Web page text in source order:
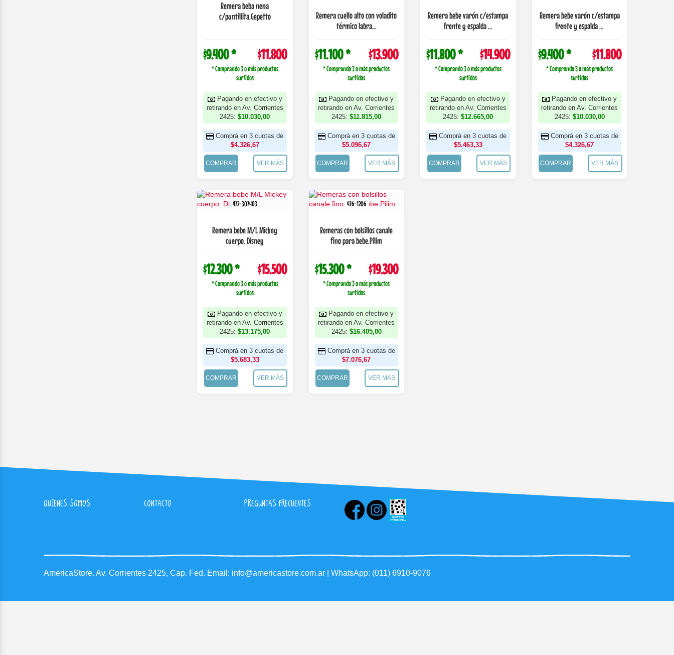
Remera beba nena
c/puntillita.Gepetto
$9.400 * $11.800
* Comprando 3 o más productos
surtidos
Pagando en efectivo y
retirando en Av. Corrientes
2425:$10.030,00
Comprá en 3 cuotas de
$4.326,67
COMPRAR VER MÁS
Remera cuello alto con voladito
térmico labra...
$11.100 * $13.900
* Comprando 3 o más productos
surtidos
Pagando en efectivo y
retirando en Av. Corrientes
2425:$11.815,00
Comprá en 3 cuotas de
$5.096,67
COMPRAR VER MÁS
Remera bebe varón c/estampa
frente y espalda ...
$11.800 * $14.900
* Comprando 3 o más productos
surtidos
Pagando en efectivo y
retirando en Av. Corrientes
2425:$12.665,00
Comprá en 3 cuotas de
$5.463,33
COMPRAR VER MÁS
Remera bebe varón c/estampa
frente y espalda ...
$9.400 * $11.800
* Comprando 3 o más productos
surtidos
Pagando en efectivo y
retirando en Av. Corrientes
2425: $10.030,00
Comprá en 3 cuotas de
$4.326,67
COMPRAR VER MÁS
472-307403
Remera bebe M/L Mickey
cuerpo. Disney
$12.300 * $15.500
* Comprando 3 o más productos
surtidos
Pagando en efectivo y
retirando en Av. Corrientes
2425:$13.175,00
Comprá en 3 cuotas de
$5.683,33
COMPRAR VER MÁS
476-1206
Remeras con bolsillos canale
fino para bebe.Pilim
$15.300 * $19.300
* Comprando 3 o más productos
surtidos
Pagando en efectivo y
retirando en Av. Corrientes
2425: $16.405,00
Comprá en 3 cuotas de
$7.076,67
COMPRAR VER MÁS
QUIENES SOMOS CONTACTO PREGUNTAS FRECUENTES
AmericaStore. Av. Corrientes 2425, Cap. Fed. Email: info@americastore.com.ar | WhatsApp: (011) 6910-9076